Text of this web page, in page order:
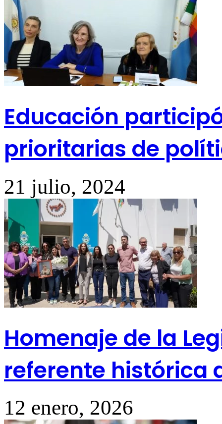
Educación
prioritarias de
21 julio, 2024
Homenaje de la
referente histórica
12 enero, 2026